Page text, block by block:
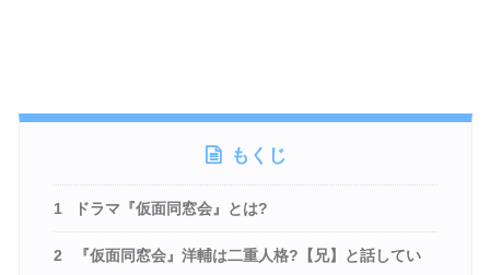
もくじ
1 ドラマ『仮面同窓会』とは?
2
『仮面同窓会』洋輔は二重人格?【兄】と話してい